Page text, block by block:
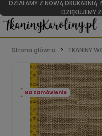
DZIAŁAMY Z NOWĄ DRUKARNIĄ.
DZIĘKUJEMY
Strona główna TKANINY
Na zamówienie